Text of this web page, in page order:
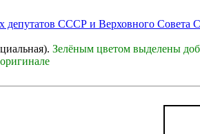
депутатов СССР и Верховного Совета
Зелёным цветом выделены